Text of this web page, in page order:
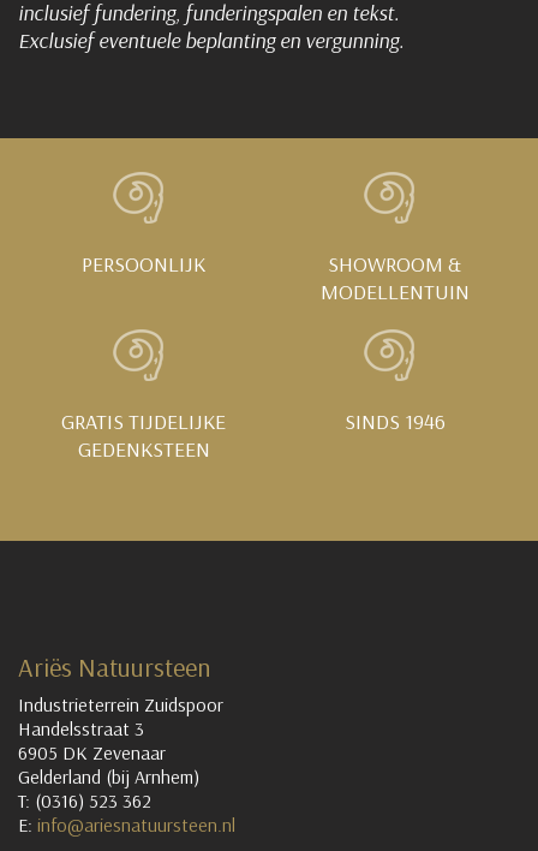
inclusief fundering, funderingspalen en tekst.
Exclusief eventuele beplanting en vergunning.
PERSOONLIJK
SHOWROOM &
MODELLENTUIN
GRATIS TIJDELIJKE
GEDENKSTEEN
SINDS 1946
Ariës Natuursteen
Industrieterrein Zuidspoor
Handelsstraat 3
6905 DK Zevenaar
Gelderland (bij Arnhem)
T: (0316) 523 362
E: info@ariesnatuursteen.nl